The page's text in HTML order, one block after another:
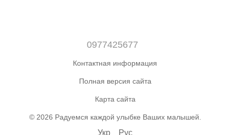
0977425677
Контактная информация
Полная версия сайта
Карта сайта
© 2026 Радуемся каждой улыбке Ваших малышей.
Укр Рус